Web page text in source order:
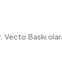
Baskı